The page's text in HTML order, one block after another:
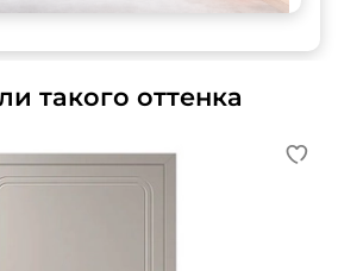
такого оттенка